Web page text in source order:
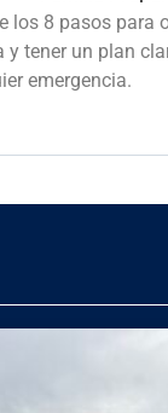
los 8 pasos para
y tener un plan
emergencia.